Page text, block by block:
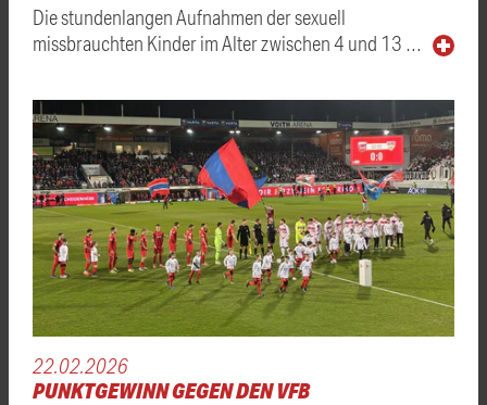
Die stundenlangen Aufnahmen der sexuell
missbrauchten Kinder im Alter zwischen 4 und 13 …
22.02.2026
PUNKTGEWINN GEGEN DEN VFB